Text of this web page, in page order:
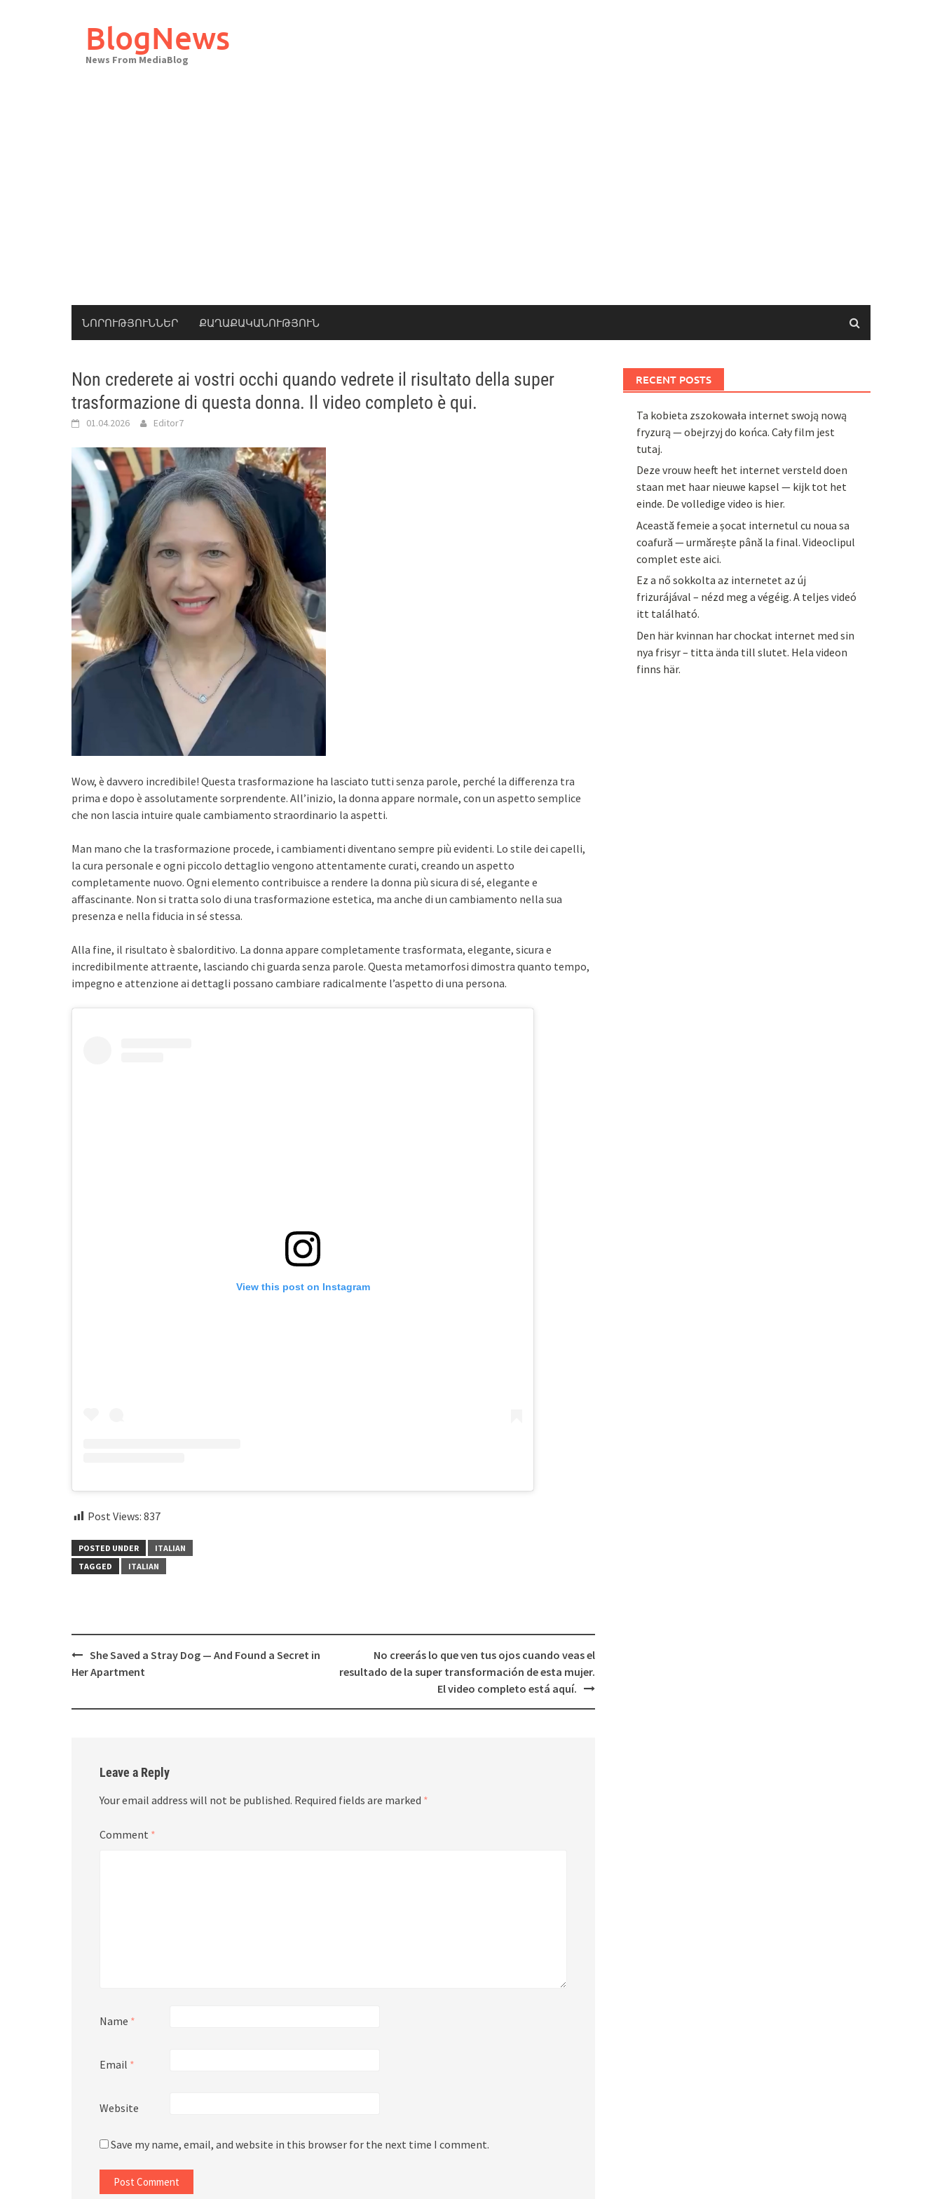
BlogNews
News From MediaBlog
ՆՈՐՈՒԹՅՈՒՆՆԵՐ ՔԱՂԱՔԱԿԱՆՈՒԹՅՈՒՆ
Non crederete ai vostri occhi quando vedrete il risultato della super
trasformazione di questa donna. Il video completo è qui.
01.04.2026 Editor7
Wow, è davvero incredibile! Questa trasformazione ha lasciato tutti senza parole, perché la differenza tra
prima e dopo è assolutamente sorprendente. All’inizio, la donna appare normale, con un aspetto semplice
che non lascia intuire quale cambiamento straordinario la aspetti.
Man mano che la trasformazione procede, i cambiamenti diventano sempre più evidenti. Lo stile dei capelli,
la cura personale e ogni piccolo dettaglio vengono attentamente curati, creando un aspetto
completamente nuovo. Ogni elemento contribuisce a rendere la donna più sicura di sé, elegante e
affascinante. Non si tratta solo di una trasformazione estetica, ma anche di un cambiamento nella sua
presenza e nella fiducia in sé stessa.
Alla fine, il risultato è sbalorditivo. La donna appare completamente trasformata, elegante, sicura e
incredibilmente attraente, lasciando chi guarda senza parole. Questa metamorfosi dimostra quanto tempo,
impegno e attenzione ai dettagli possano cambiare radicalmente l’aspetto di una persona.
View this post on Instagram
Post Views: 837
POSTED UNDER
ITALIAN
TAGGED
ITALIAN
Post
navigation
She Saved a Stray Dog — And Found a Secret in
Her Apartment
No creerás lo que ven tus ojos cuando veas el
resultado de la super transformación de esta mujer.
El video completo está aquí.
Leave a Reply
Your email address will not be published. Required fields are marked *
Comment *
Name *
Email *
Website
Save my name, email, and website in this browser for the next time I comment.
RECENT POSTS
Ta kobieta zszokowała internet swoją nową
fryzurą — obejrzyj do końca. Cały film jest
tutaj.
Deze vrouw heeft het internet versteld doen
staan met haar nieuwe kapsel — kijk tot het
einde. De volledige video is hier.
Această femeie a șocat internetul cu noua sa
coafură — urmărește până la final. Videoclipul
complet este aici.
Ez a nő sokkolta az internetet az új
frizurájával – nézd meg a végéig. A teljes videó
itt található.
Den här kvinnan har chockat internet med sin
nya frisyr – titta ända till slutet. Hela videon
finns här.